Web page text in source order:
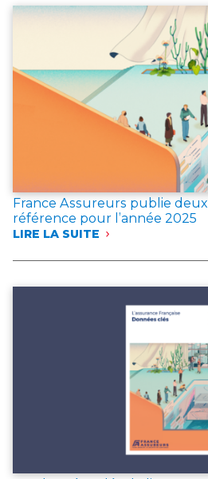
D’INCENDIE
France Assureurs publie
référence pour l’année 2025
LIRE LA SUITE
: